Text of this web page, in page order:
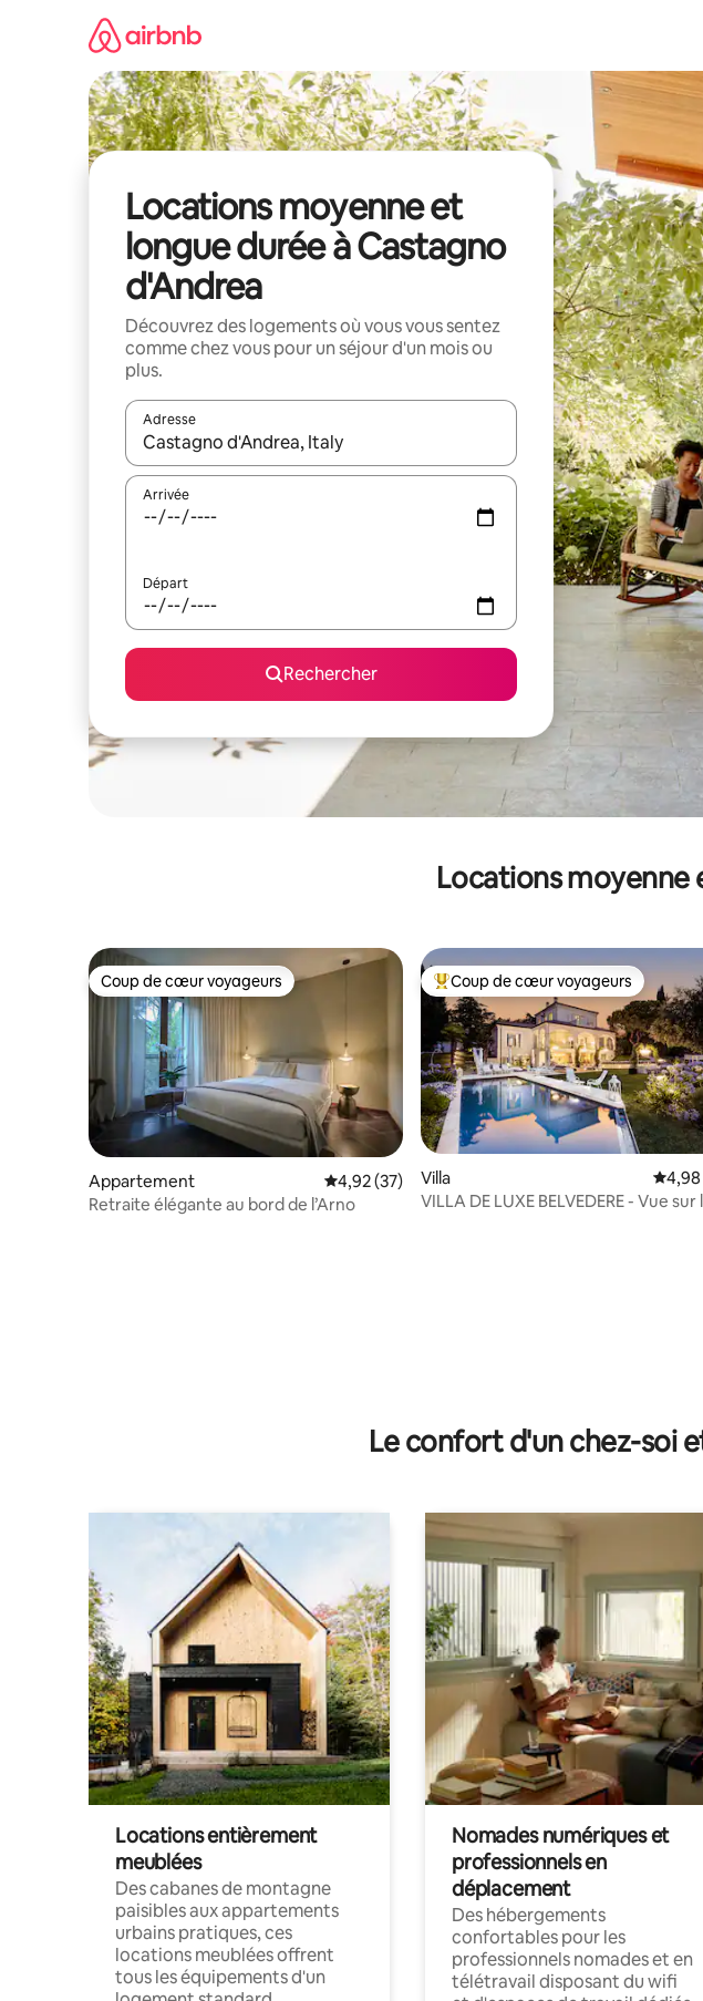
Locations moyenne et
longue durée à Castagno
d'Andrea
Découvrez des logements où vous vous sentez
comme chez vous pour un séjour d'un mois ou
plus.
Adresse
Lorsque les résultats s'affichent, utilisez les flèches vers le haut et vers le bas
Arrivée
Départ
Rechercher
Locations
Coup de cœur voyageurs
Coup de cœur voyageurs
Appartement Évaluation moyenne sur la base de 37
4,92 (37)
Retraite élégante au bord de l’Arno
Coups de cœur voyageurs les plus
Coup de cœur voyageurs
Villa
VILLA DE LUXE BELVEDERE - Vue sur
Le confort d'un chez-soi
Locations entièrement
meublées
Des cabanes de montagne
paisibles aux appartements
urbains pratiques, ces
locations meublées offrent
tous les équipements d'un
Nomades numériques et
professionnels en
déplacement
Des hébergements
confortables pour les
professionnels nomades et en
télétravail disposant du wifi